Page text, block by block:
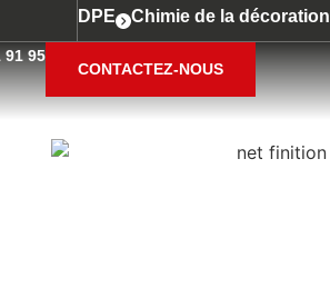
DPE Chimie de la décoration
91 95
CONTACTEZ-NOUS